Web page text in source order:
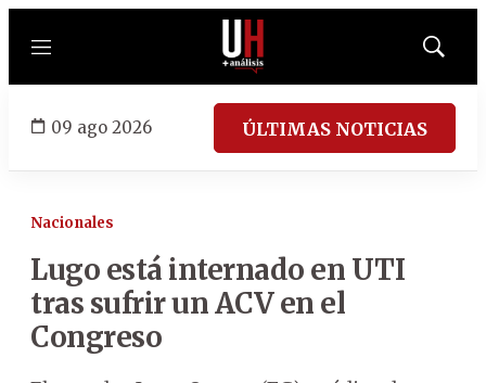
Menú
Mostrar
09 ago 2026 ÚLTIMAS NOTICIAS
Nacionales
Lugo está internado en UTI
tras sufrir un ACV en el
Congreso